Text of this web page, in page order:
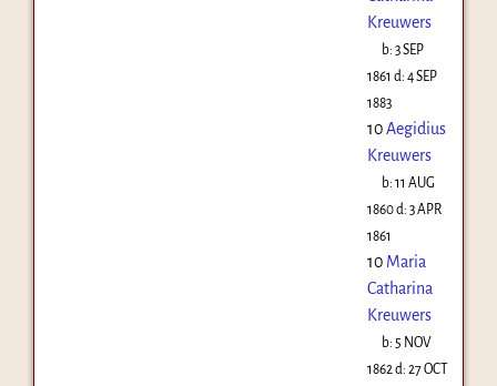
Kreuwers
b:3 SEP
1861 d: 4 SEP
1883
10Aegidius
Kreuwers
b:11 AUG
1860d: 3 APR
1861
10 Maria
Catharina
Kreuwers
b: 5 NOV
1862 d: 27 OCT